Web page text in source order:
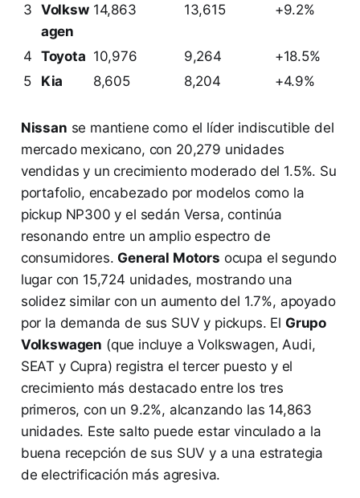
3 Volksw
agen
14,863 13,615 +9.2%
4 Toyota 10,976 9,264
+18.5%
5
Kia 8,605 8,204 +4.9%
Nissan se mantiene como el líder indiscutible del
mercado mexicano, con 20,279 unidades
vendidas y un crecimiento moderado del 1.5%. Su
portafolio, encabezado por modelos como la
pickup NP300 y el sedán Versa, continúa
resonando entre un amplio espectro de
consumidores. General Motors ocupa el segundo
lugar con 15,724 unidades, mostrando una
solidez similar con un aumento del 1.7%, apoyado
por la demanda de sus SUV y pickups. El Grupo
Volkswagen (que incluye a Volkswagen, Audi,
SEAT y Cupra) registra el tercer puesto y el
crecimiento más destacado entre los tres
primeros, con un 9.2%, alcanzando las 14,863
unidades. Este salto puede estar vinculado a la
buena recepción de sus SUV y a una estrategia
de electrificación más agresiva.